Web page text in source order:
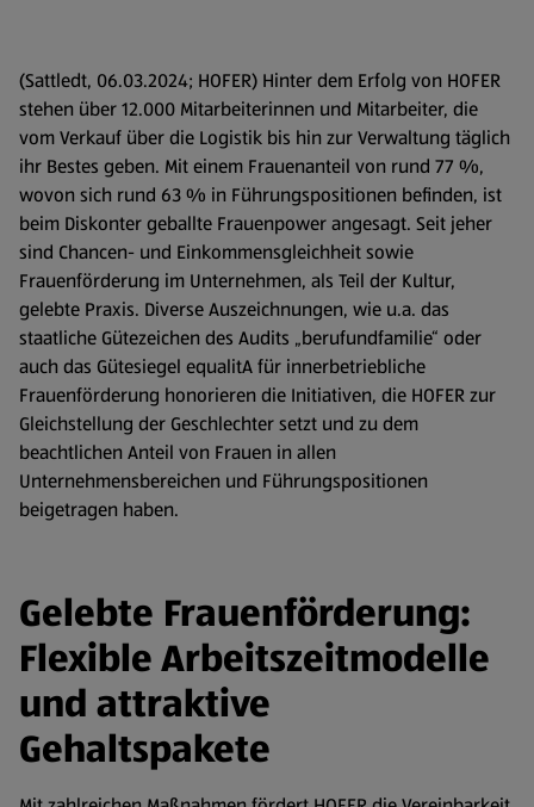
(Sattledt, 06.03.2024; HOFER) Hinter dem Erfolg von HOFER
stehen über 12.000 Mitarbeiterinnen und Mitarbeiter, die
vom Verkauf über die Logistik bis hin zur Verwaltung täglich
ihr Bestes geben. Mit einem Frauenanteil von rund 77 %,
wovon sich rund 63 % in Führungspositionen befinden, ist
beim Diskonter geballte Frauenpower angesagt. Seit jeher
sind Chancen- und Einkommensgleichheit sowie
Frauenförderung im Unternehmen, als Teil der Kultur,
gelebte Praxis. Diverse Auszeichnungen, wie u.a. das
staatliche Gütezeichen des Audits „berufundfamilie“ oder
auch das Gütesiegel equalitA für innerbetriebliche
Frauenförderung honorieren die Initiativen, die HOFER zur
Gleichstellung der Geschlechter setzt und zu dem
beachtlichen Anteil von Frauen in allen
Unternehmensbereichen und Führungspositionen
beigetragen haben.
Gelebte Frauenförderung:
Flexible Arbeitszeitmodelle
und attraktive
Gehaltspakete